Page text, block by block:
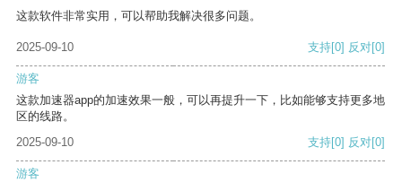
这款软件非常实用，可以帮助我解决很多问题。
2025-09-10 支持[0] 反对[0]
游客
这款加速器app的加速效果一般，可以再提升一下，比如能够支持更多地
区的线路。
2025-09-10
支持[0] 反对[0]
游客